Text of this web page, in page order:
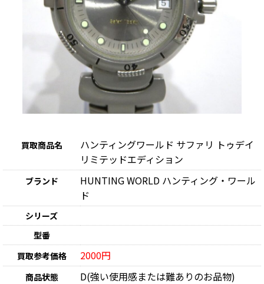
買取商品名
ハンティングワールド サファリ トゥデイ
リミテッドエディション
ブランド
HUNTING WORLD ハンティング・ワール
ド
シリーズ
型番
買取参考価格
2000円
商品状態 D(強い使用感または難ありのお品物)